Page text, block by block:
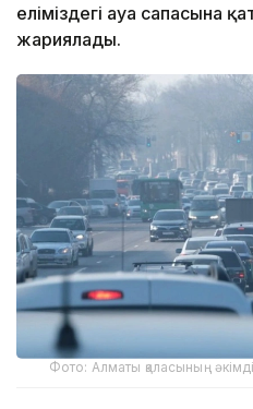
еліміздегі ауа сапасына
жариялады.
Фото: Алматы қаласының